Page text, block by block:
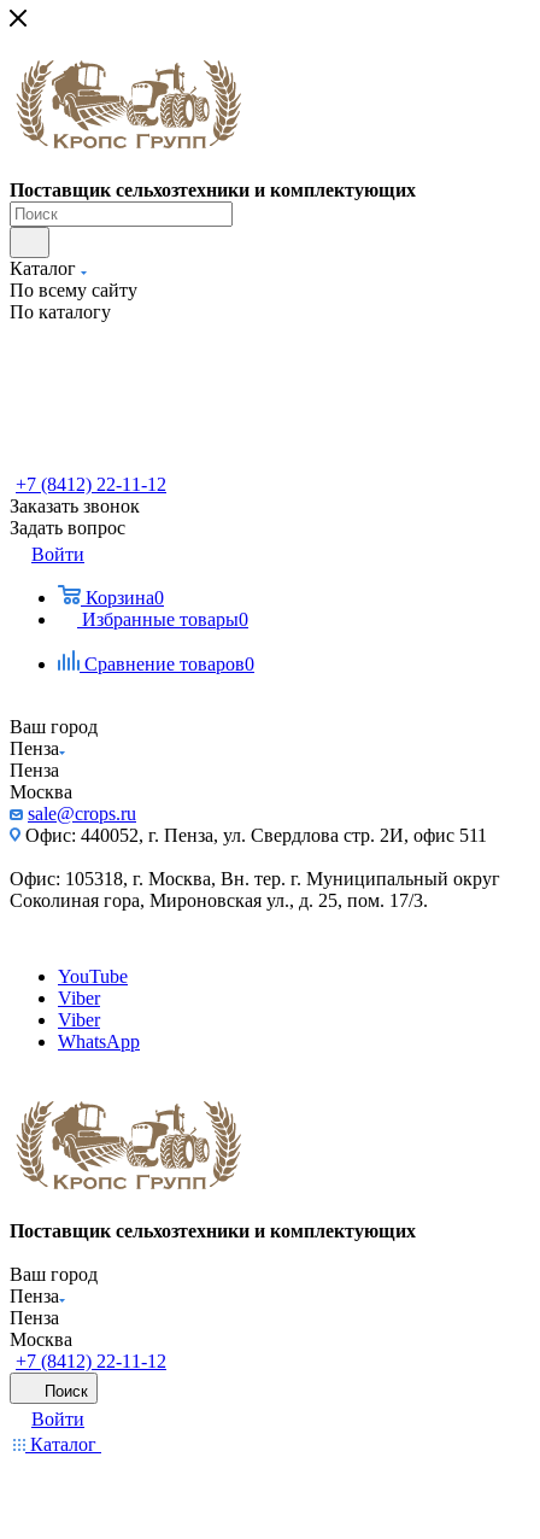
Поставщик сельхозтехники и комплектующих
Каталог
По всему сайту
По каталогу
+7 (8412) 22-11-12
Заказать звонок
Задать вопрос
Войти
Корзина0
Избранные товары0
Сравнение товаров0
Ваш город
Пенза
Пенза
Москва
sale@crops.ru
Офис: 440052, г. Пенза, ул. Свердлова стр. 2И, офис 511
Офис: 105318, г. Москва, Вн. тер. г. Муниципальный округ
Соколиная гора, Мироновская ул., д. 25, пом. 17/3.
YouTube
Viber
Viber
WhatsApp
Поставщик сельхозтехники и комплектующих
Ваш город
Пенза
Пенза
Москва
+7 (8412) 22-11-12
Поиск
Войти
Каталог